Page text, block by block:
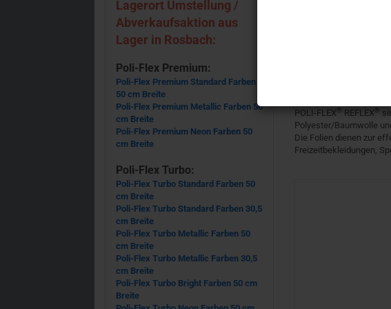
POLI-FLEX ® REFLEX ®
Polyester/Baumwolle
Die Folien dienen zur
Freizeitbekleidungen,
Lagerort Umstellung /
Abverkaufsaktion aus
Lager in Rosbach:
Poli-Flex Premium:
Poli-Flex Premium Standard Farben
50 cm Breite
Poli-Flex Premium Metallic Farben 50
cm Breite
Poli-Flex Premium Neon Farben 50
cm Breite
Poli-Flex Turbo:
Poli-Flex Turbo Standard Farben 50
cm Breite
Poli-Flex Turbo Standard Farben 30,5
cm Breite
Poli-Flex Turbo Metallic Farben 50
cm Breite
Poli-Flex Turbo Metallic Farben 30,5
cm Breite
Poli-Flex Turbo Bright Farben 50 cm
Breite